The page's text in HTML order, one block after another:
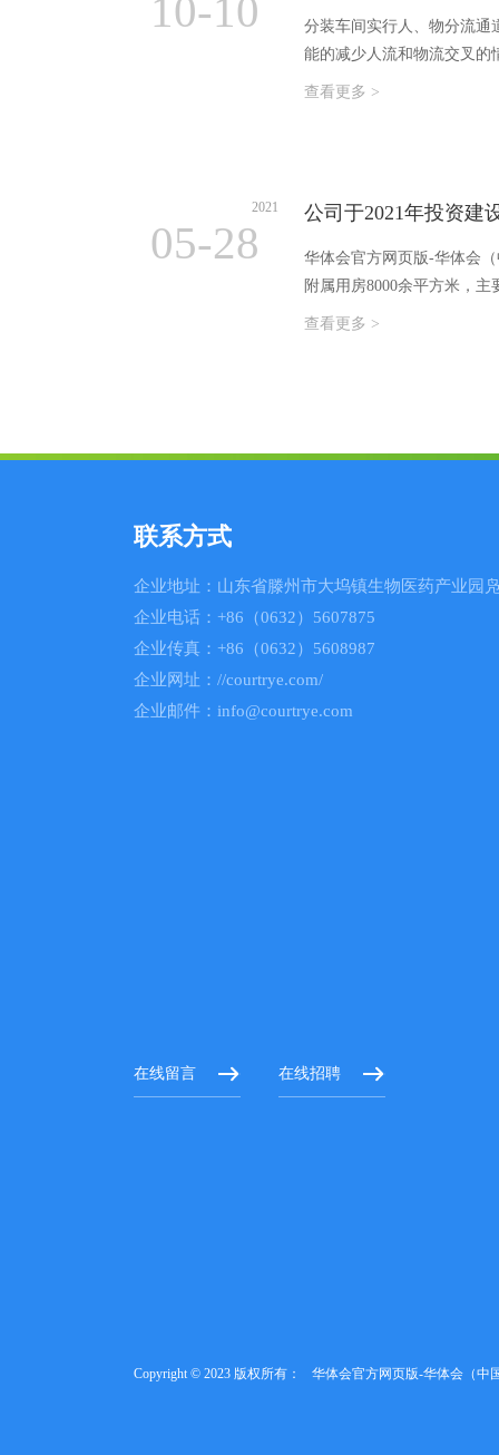
10-10
分装车间实行人、物分流通道 为了防止出现交叉污染，将车间路线分为人流路线和物流路线。通过不同路线的
能的减少人流和物流交叉
查看更多 >
2021
05-28
公司于2021年投资建
华体会官方网页版-华体会
附属用房8000余平方米，
设…
查看更多 >
联系方式
企业地址：山东省滕州市大坞镇生物医药产业园
企业电话：+86（0632）5607875
企业传真：+86（0632）5608987
企业网址：//courtrye.com/
企业邮件：info@courtrye.com
在线留言 在线招聘
Copyright © 2023 版权所有： 华体会官方网页版-华体会（中